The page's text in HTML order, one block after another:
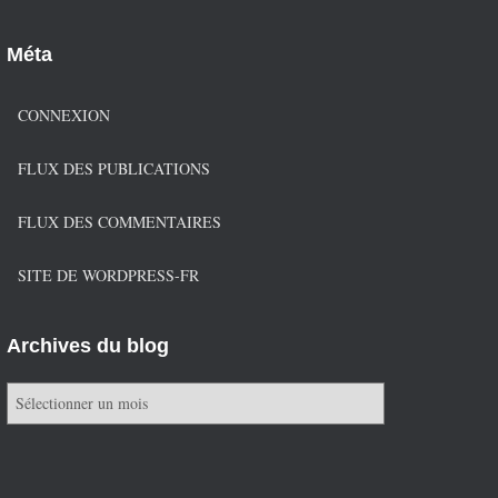
Méta
CONNEXION
FLUX DES PUBLICATIONS
FLUX DES COMMENTAIRES
SITE DE WORDPRESS-FR
Archives du blog
r